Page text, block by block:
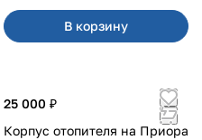
В корзину
25 000 ₽
Корпус отопителя на Приора